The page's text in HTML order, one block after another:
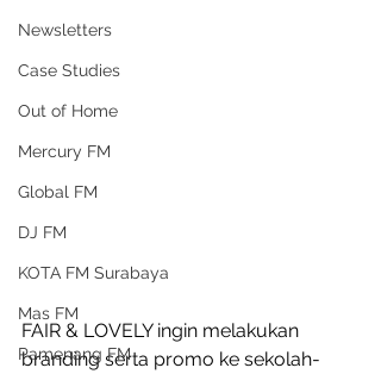
Newsletters
Case Studies
Out of Home
Mercury FM
Global FM
DJ FM
KOTA FM Surabaya
Mas FM
Pamenang FM
FAIR & LOVELY ingin melakukan
branding serta promo ke sekolah-